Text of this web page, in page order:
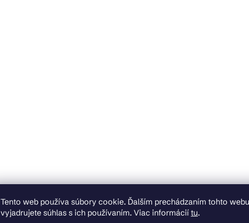
Tento web používa súbory cookie. Ďalším prechádzaním tohto webu
vyjadrujete súhlas s ich používaním. Viac informácií tu.